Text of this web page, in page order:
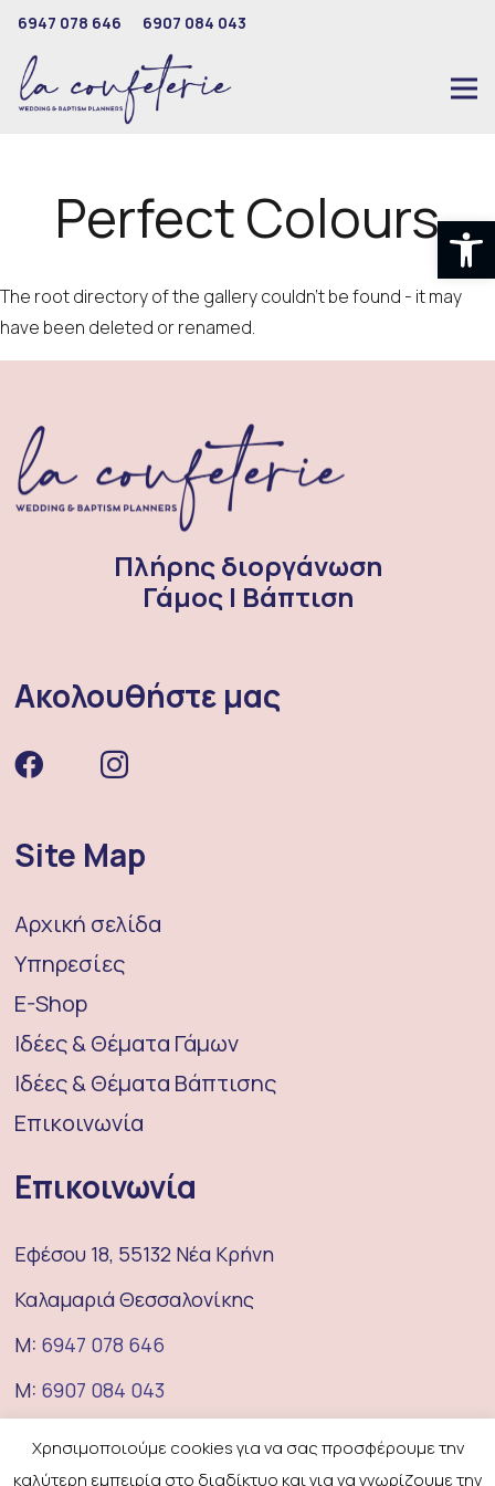
6947 078 646 6907 084 043
Perfect Colours
The root directory of the gallery couldn't be found - it may
have been deleted or renamed.
Πλήρης διοργάνωση
Γάμος | Βάπτιση
Ακολουθήστε μας
Site Map
Αρχική σελίδα
Υπηρεσίες
E-Shop
Ιδέες & Θέματα Γάμων
Ιδέες & Θέματα Βάπτισης
Επικοινωνία
Επικοινωνία
Εφέσου 18, 55132 Νέα Κρήνη
Καλαμαριά Θεσσαλονίκης
M: 6947 078 646
M: 6907 084 043
coufeterie@gmail.com
Χρησιμοποιούμε cookies για να σας προσφέρουμε την
καλύτερη εμπειρία στο διαδίκτυο και για να γνωρίζουμε την